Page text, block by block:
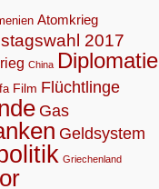
Atomkrieg
2017
China Diplomatie
Film Flüchtlinge
Gas
Geldsystem
Griechenland